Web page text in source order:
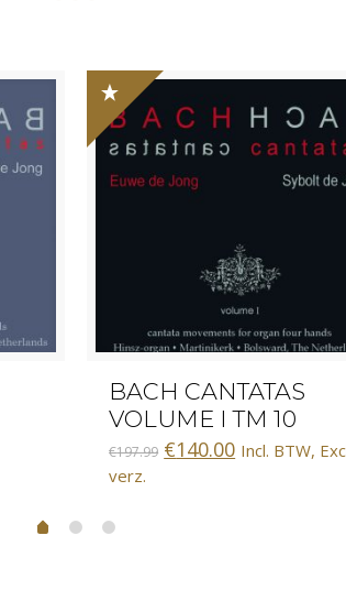
BACH CANTATAS
VOLUME I TM 10
€197.99 €140.00 Incl. BTW,
verz.